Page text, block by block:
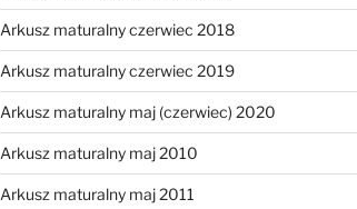
Arkusz maturalny czerwiec 2018
Arkusz maturalny czerwiec 2019
Arkusz maturalny maj (czerwiec) 2020
Arkusz maturalny maj 2010
Arkusz maturalny maj 2011